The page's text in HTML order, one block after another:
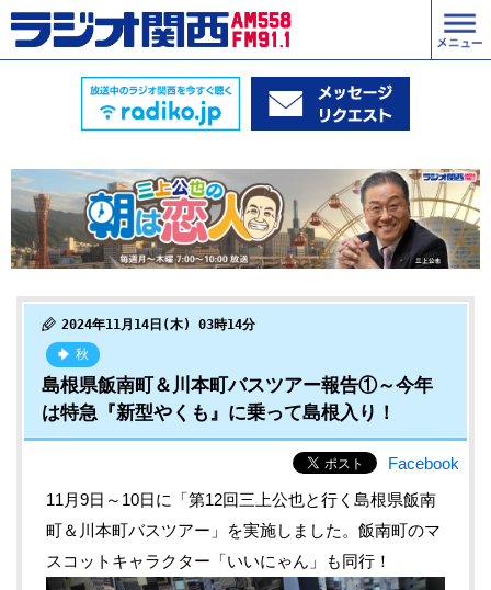
2024年11月14日(木) 03時14分
秋
島根県飯南町＆川本町バスツアー報告①～今年
は特急『新型やくも』に乗って島根入り！
Facebook
11月9日～10日に「第12回三上公也と行く島根県飯南
町＆川本町バスツアー」を実施しました。飯南町のマ
スコットキャラクター「いいにゃん」も同行！